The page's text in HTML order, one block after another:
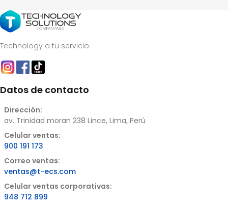
Technology a tu servicio.
Datos de contacto
Dirección:
av. Trinidad moran 238 Lince, Lima, Perú
Celular ventas:
900 191 173
Correo ventas:
ventas@t-ecs.com
Celular ventas corporativas:
948 712 899